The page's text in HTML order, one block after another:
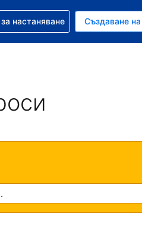
долар
настаняване Създаване